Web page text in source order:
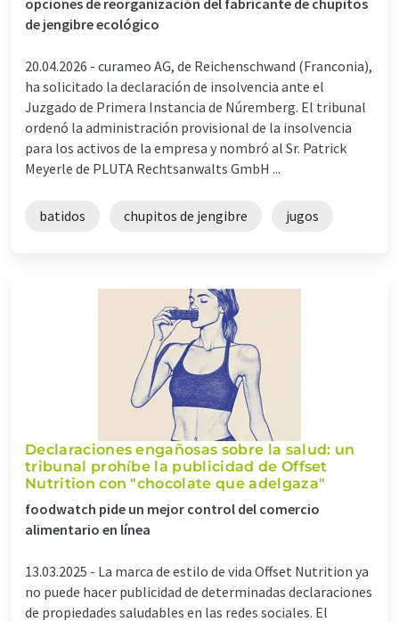
de jengibre ecológico
20.04.2026 - curameo AG, de Reichenschwand (Franconia),
ha solicitado la declaración de insolvencia ante el
Juzgado de Primera Instancia de Núremberg. El tribunal
ordenó la administración provisional de la insolvencia
para los activos de la empresa y nombró al Sr. Patrick
Meyerle de PLUTA Rechtsanwalts GmbH ...
batidos chupitos de jengibre jugos
Declaraciones engañosas sobre la salud: un
tribunal prohíbe la publicidad de Offset
Nutrition con "chocolate que adelgaza"
foodwatch pide un mejor control del comercio
alimentario en línea
13.03.2025 - La marca de estilo de vida Offset Nutrition ya
no puede hacer publicidad de determinadas declaraciones
de propiedades saludables en las redes sociales. El